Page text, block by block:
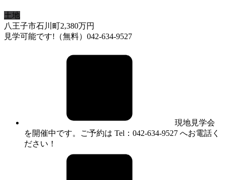
土地
八王子市石川町2,380万円
見学可能です!（無料）042-634-9527
現地見学会
を開催中です。ご予約は Tel：042-634-9527 へお電話く
ださい！